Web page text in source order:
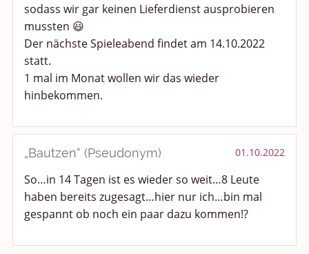
Treffen und Stammtische
Ü100 Party - Fanecke
Gesundheit & Wellness
Shopping und Bekleidung
Medien & Showgeschäft
sodass wir gar keinen Lieferdienst ausprobieren
mussten 😃
Der nächste Spieleabend findet am 14.10.2022
statt.
1 mal im Monat wollen wir das wieder
hinbekommen.
„Bautzen“ (Pseudonym) 01.10.2022
So…in 14 Tagen ist es wieder so weit…8 Leute
haben bereits zugesagt…hier nur ich…bin mal
gespannt ob noch ein paar dazu kommen!?